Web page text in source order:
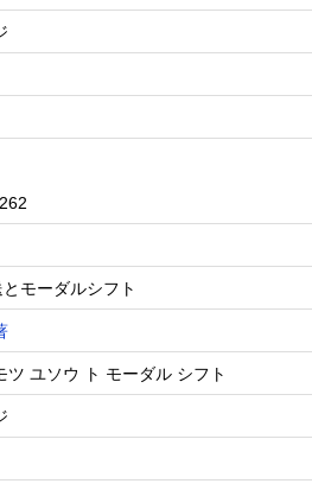
送とモーダルシフト
ツ ユソウ ト モーダル シフト